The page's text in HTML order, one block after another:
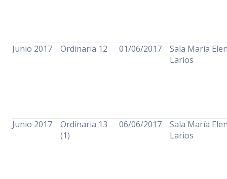
Junio 2017 Ordinaria 12 01/06/2017
Sala María
Larios
Junio 2017
Ordinaria 13
(1)
06/06/2017
Sala María
Larios